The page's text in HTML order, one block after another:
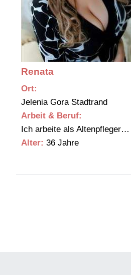
Renata
Ort:
Jelenia Gora Stadtrand
Arbeit & Beruf:
Ich arbeite als Altenpfleger…
Alter: 36 Jahre